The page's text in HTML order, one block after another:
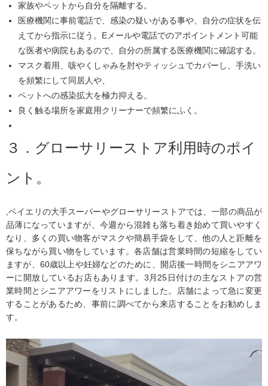
家族やペットから自分を隔離する。
医療機関に事前電話で、感染の疑いがある事や、自分の症状を伝
えてから指示に従う。Eメールや電話でのアポイントメント可能
な医者や病院もあるので、自分の所属する医療機関に確認する。
マスク着用、咳やくしゃみを肘やティッシュでカバーし、手洗い
を頻繁にして同居人や、
ペットへの感染拡大を極力抑える。
良く触る場所を家庭用クリーナーで頻繁にふく。
３．グローサリーストア利用時のポイ
ント。
,ベイエリの大手スーパーやグローサリーストアでは、一部の商品が
品薄になっていますが、今週から混雑も落ち着き始めて買いやすく
なり、多くの買い物客がマスクや簡易手袋をして、他の人と距離を
保ちながら買い物をしています。各店舗は営業時間の短縮をしてい
ますが、60歳以上や妊婦などのために、開店後一時間をシニアアワ
ーに開放しているお店もあります。3月25日付けの主なストアの営
業時間とシニアアワーをリストにしました。店舗によって急に変更
することがあるため、事前に調べてから来店することをお勧めしま
す。